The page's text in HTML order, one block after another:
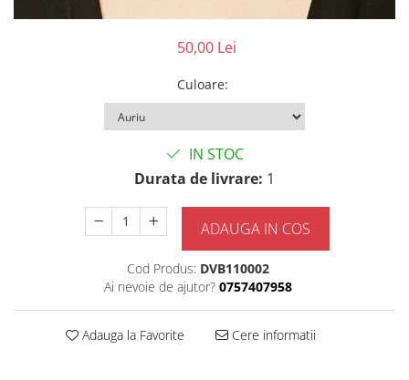
50,00 Lei
Culoare:
IN STOC
Durata de livrare: 1
ADAUGA IN COS
Cod Produs: DVB110002
Ai nevoie de ajutor? 0757407958
Adauga la Favorite Cere informatii